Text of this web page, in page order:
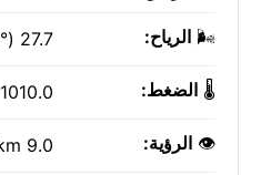
🌬️ الرياح: 27.7 kph (266°)
🌡️ الضغط: 1010.0 mb
👁️ الرؤية: 9.0 km